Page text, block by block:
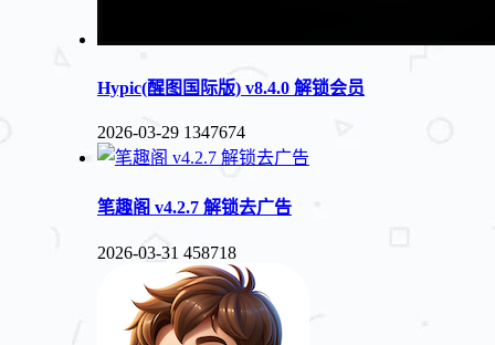
Hypic(醒图国际版) v8.4.0 解锁会员
2026-03-29 1347674
笔趣阁 v4.2.7 解锁去广告
2026-03-31 458718